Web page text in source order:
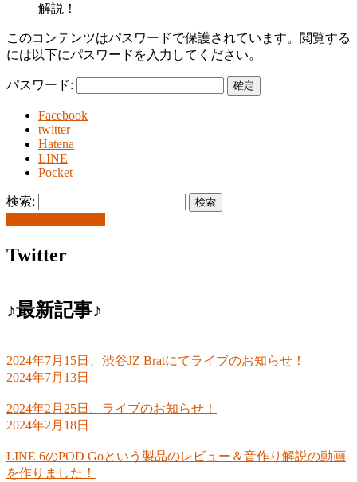
解説！
このコンテンツはパスワードで保護されています。閲覧する
には以下にパスワードを入力してください。
パスワード:
Facebook
twitter
Hatena
LINE
Pocket
検索:
Twitter
♪最新記事♪
2024年7月15日、渋谷JZ Bratにてライブのお知らせ！
2024年7月13日
2024年2月25日、ライブのお知らせ！
2024年2月18日
LINE 6のPOD Goという製品のレビュー＆音作り解説の動画
を作りました！